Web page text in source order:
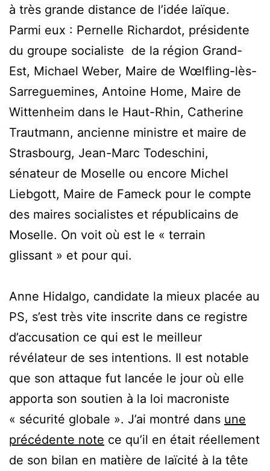
à très grande distance de l’idée laïque.
Parmi eux : Pernelle Richardot, présidente
du groupe socialiste de la région Grand-
Est, Michael Weber, Maire de Wœlfling-lès-
Sarreguemines, Antoine Home, Maire de
Wittenheim dans le Haut-Rhin, Catherine
Trautmann, ancienne ministre et maire de
Strasbourg, Jean-Marc Todeschini,
sénateur de Moselle ou encore Michel
Liebgott, Maire de Fameck pour le compte
des maires socialistes et républicains de
Moselle. On voit où est le « terrain
glissant » et pour qui.
Anne Hidalgo, candidate la mieux placée au
PS, s’est très vite inscrite dans ce registre
d’accusation ce qui est le meilleur
révélateur de ses intentions. Il est notable
que son attaque fut lancée le jour où elle
apporta son soutien à la loi macroniste
« sécurité globale ». J’ai montré dans une
précédente note ce qu’il en était réellement
de son bilan en matière de laïcité à la tête